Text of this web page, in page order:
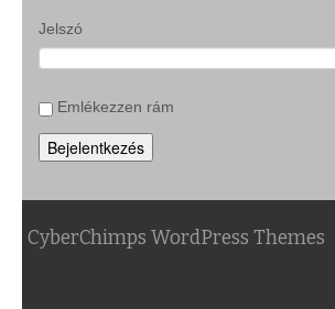
Jelszó
Emlékezzen rám
Bejelentkezés
CyberChimps WordPress Themes